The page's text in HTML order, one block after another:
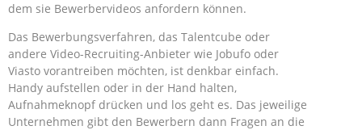
dem sie Bewerbervideos anfordern können.
Das Bewerbungsverfahren, das Talentcube oder
andere Video-Recruiting-Anbieter wie Jobufo oder
Viasto vorantreiben möchten, ist denkbar einfach.
Handy aufstellen oder in der Hand halten,
Aufnahmeknopf drücken und los geht es. Das jeweilige
Unternehmen gibt den Bewerbern dann Fragen an die